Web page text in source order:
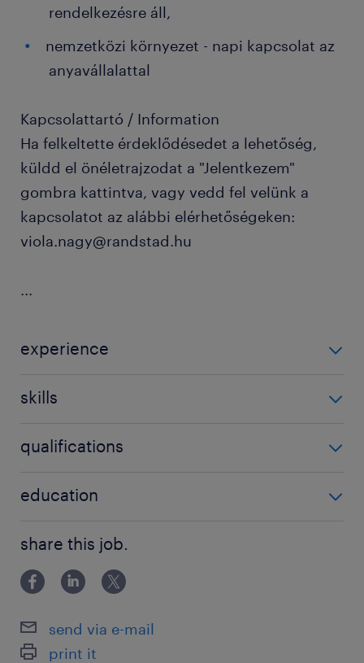
rendelkezésre áll,
nemzetközi környezet - napi kapcsolat az
anyavállalattal
Kapcsolattartó / Information
Ha felkeltette érdeklődésedet a lehetőség,
küldd el önéletrajzodat a "Jelentkezem"
gombra kattintva, vagy vedd fel velünk a
kapcsolatot az alábbi elérhetőségeken:
viola.nagy@randstad.hu
...
experience
skills
process implementation
folyamatfejlesztés
LEAN
process planning
qualifications
education
share this job.
send via e-mail
print it